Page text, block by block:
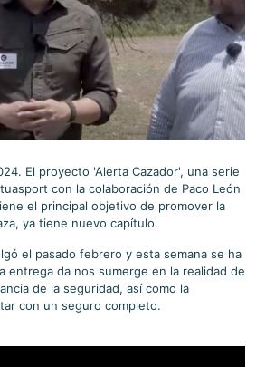
El proyecto 'Alerta Cazador', una serie
con la colaboración de Paco León
el principal objetivo de promover la
ya tiene nuevo capítulo.
el pasado febrero y esta semana se ha
entrega da nos sumerge en la realidad de
de la seguridad, así como la
con un seguro completo.